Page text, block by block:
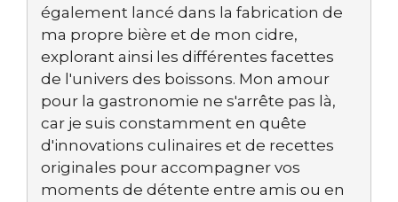
également lancé dans la fabrication de
ma propre bière et de mon cidre,
explorant ainsi les différentes facettes
de l'univers des boissons. Mon amour
pour la gastronomie ne s'arrête pas là,
car je suis constamment en quête
d'innovations culinaires et de recettes
originales pour accompagner vos
moments de détente entre amis ou en